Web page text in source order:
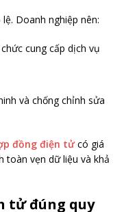
Doanh nghiệp nên:
cung cấp dịch vụ
và chống chỉnh sửa
đồng điện tửcó giá
toàn vẹn dữ liệu và khả
tử đúng quy